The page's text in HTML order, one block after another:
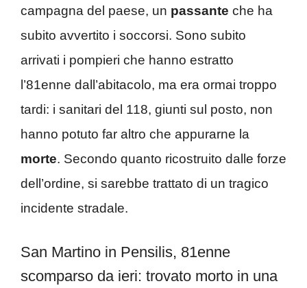
campagna del paese, un passante che ha
subito avvertito i soccorsi. Sono subito
arrivati i pompieri che hanno estratto
l’81enne dall’abitacolo, ma era ormai troppo
tardi: i sanitari del 118, giunti sul posto, non
hanno potuto far altro che appurarne la
morte. Secondo quanto ricostruito dalle forze
dell’ordine, si sarebbe trattato di un tragico
incidente stradale.
San Martino in Pensilis, 81enne
scomparso da ieri: trovato morto in una